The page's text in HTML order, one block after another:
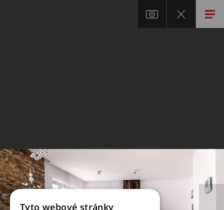
Tyto webové stránky